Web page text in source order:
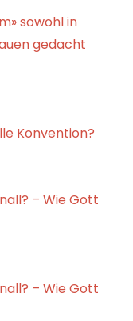
sowohl in
gedacht
Konvention?
– Wie Gott
– Wie Gott